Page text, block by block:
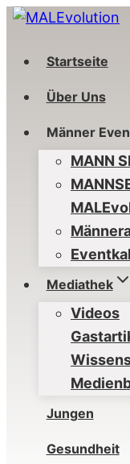
Zum
springenStartseite
Über Uns
Männer
MANN
Mediathek
Videos
Jungen
Gesundheit